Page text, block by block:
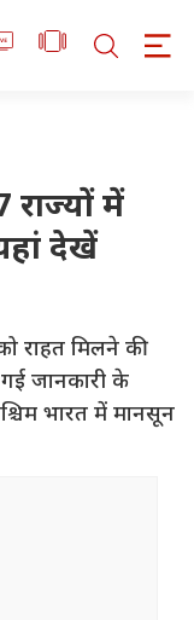
राज्यों में
देखें
राहत मिलने की
गई जानकारी के
भारत में मानसून